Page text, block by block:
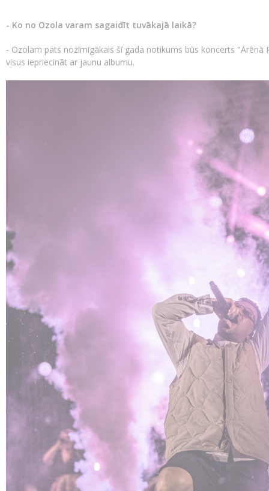
- Ko no Ozola varam sagaidīt tuvākajā laikā?
- Ozolam pats nozīmīgākais šī gada notikums būs koncerts "Arēnā
visus iepriecināt ar jaunu albumu.